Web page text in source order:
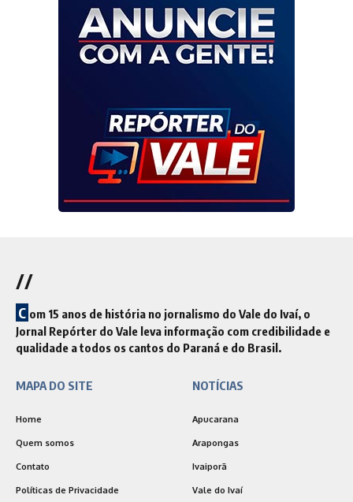
//
C om 15 anos de história no jornalismo do Vale do Ivaí, o
Jornal Repórter do Vale leva informação com credibilidade e
qualidade a todos os cantos do Paraná e do Brasil.
MAPA DO SITE
Home
Quem somos
Contato
Políticas de Privacidade
NOTÍCIAS
Apucarana
Arapongas
Ivaiporã
Vale do Ivaí